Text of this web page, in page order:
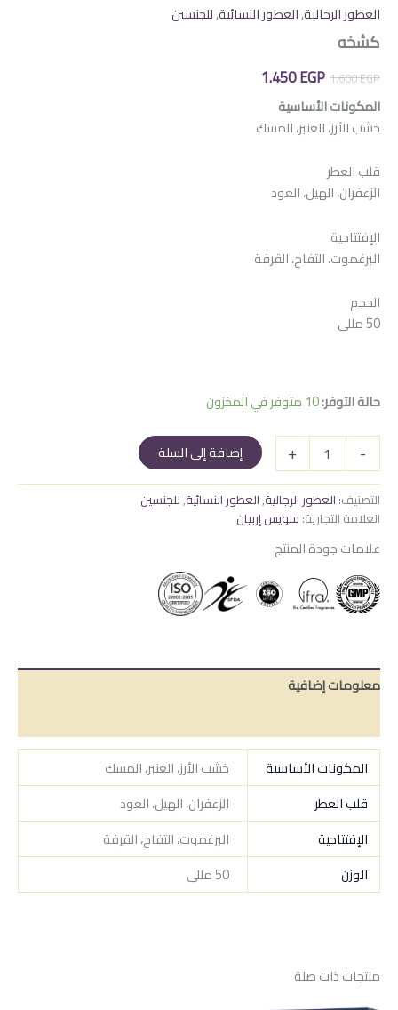
العطور الرجالية,العطور النسائية,للجنسين
كشخه
1.600EGP
السعر
الأصلي
هو:
1.450EGP
هو:
المكونات الأساسية
خشب الأرز، العنبر، المسك
قلب العطر
الزعفران، الهيل، العود
الإفتتاحية
البرغموت، التفاح، القرفة
الحجم
50 مللى
حالة التوفر:10 متوفر في المخزون
-
كمية
كشخه + إضافة إلى السلة
التصنيف: العطور الرجالية,العطور النسائية,للجنسين
العلامة التجارية: سويس إربيان
علامات جودة المنتج
معلومات إضافية
المكونات الأساسية
خشب الأرز، العنبر، المسك
قلب العطر
الزعفران، الهيل، العود
الإفتتاحية
البرغموت، التفاح، القرفة
الوزن
50 مللى
منتجات ذات صلة